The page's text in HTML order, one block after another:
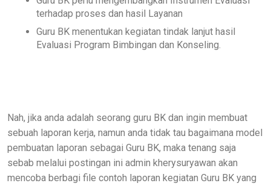
terhadap proses dan hasil Layanan
Guru BK menentukan kegiatan tindak lanjut hasil
Evaluasi Program Bimbingan dan Konseling.
Nah, jika anda adalah seorang guru BK dan ingin membuat
sebuah laporan kerja, namun anda tidak tau bagaimana model
pembuatan laporan sebagai Guru BK, maka tenang saja
sebab melalui postingan ini admin kherysuryawan akan
mencoba berbagi file contoh laporan kegiatan Guru BK yang